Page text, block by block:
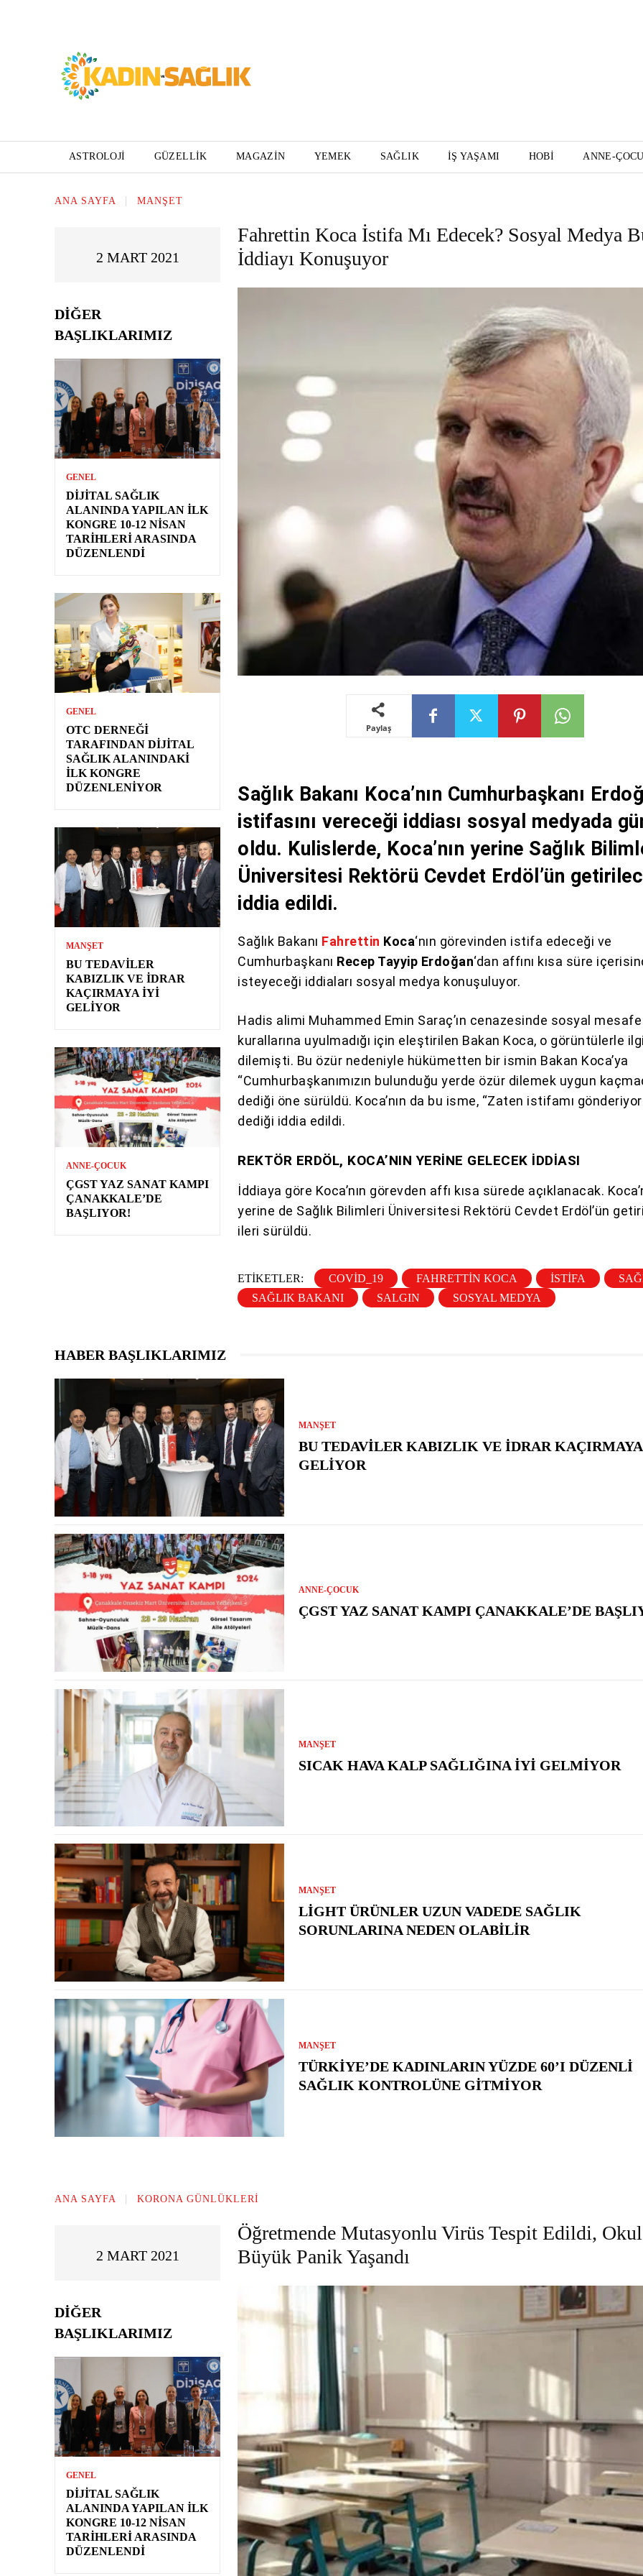
ASTROLOJI GÜZELLIK MAGAZIN YEMEK SAĞLIK İŞ YAŞAMI HOBI ANNE-
ANA SAYFA MANŞET
2 MART 2021
DIĞER
BAŞLIKLARIMIZ
GENEL
DIJITAL SAĞLIK
ALANINDA YAPILAN İLK
KONGRE 10-12 NISAN
TARIHLERI ARASINDA
DÜZENLENDI
GENEL
OTC DERNEĞI
TARAFINDAN DIJITAL
SAĞLIK ALANINDAKI
İLK KONGRE
DÜZENLENIYOR
MANŞET
BU TEDAVILER
KABIZLIK VE İDRAR
KAÇIRMAYA İYI
GELIYOR
ANNE-ÇOCUK
ÇGST YAZ SANAT KAMPI
ÇANAKKALE’DE
BAŞLIYOR!
Fahrettin Koca İstifa Mı Edecek? Sosyal Medya
İddiayı Konuşuyor
Paylaş
Sağlık Bakanı Koca’nın Cumhurbaşkanı
istifasını vereceği iddiası sosyal medyada
oldu. Kulislerde, Koca’nın yerine Sağlık
Üniversitesi Rektörü Cevdet Erdöl’ün
iddia edildi.
Sağlık Bakanı Fahrettin Koca‘nın görevinden istifa edeceği ve
Cumhurbaşkanı Recep Tayyip Erdoğan‘dan affını kısa süre
isteyeceği iddiaları sosyal medya konuşuluyor.
Hadis alimi Muhammed Emin Saraç’ın cenazesinde sosyal mesafe
kurallarına uyulmadığı için eleştirilen Bakan Koca, o görüntülerle
dilemişti. Bu özür nedeniyle hükümetten bir ismin Bakan Koca’ya
“Cumhurbaşkanımızın bulunduğu yerde özür dilemek uygun
dediği öne sürüldü. Koca’nın da bu isme, “Zaten istifamı
dediği iddia edildi.
REKTÖR ERDÖL, KOCA’NIN YERİNE GELECEK İDDİASI
İddiaya göre Koca’nın görevden affı kısa sürede açıklanacak.
yerine de Sağlık Bilimleri Üniversitesi Rektörü Cevdet Erdöl’ün
ileri sürüldü.
ETIKETLER: COVID_19 FAHRETTIN KOCA ISTIFA
SAĞLIK BAKANI
SALGIN SOSYAL MEDYA
HABER BAŞLIKLARIMIZ
MANŞET
BU TEDAVILER KABIZLIK VE İDRAR
GELIYOR
ANNE-ÇOCUK
ÇGST YAZ SANAT KAMPI ÇANAKKALE’DE
MANŞET
SICAK HAVA KALP SAĞLIĞINA İYI GELMIYOR
MANŞET
LIGHT ÜRÜNLER UZUN VADEDE SAĞLIK
SORUNLARINA NEDEN OLABILIR
MANŞET
TÜRKIYE’DE KADINLARIN YÜZDE 60’I DÜZENLI
SAĞLIK KONTROLÜNE GITMIYOR